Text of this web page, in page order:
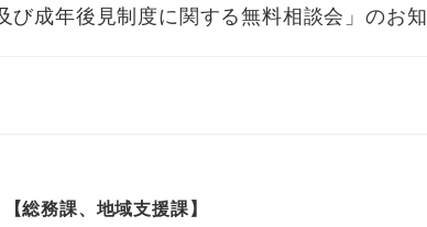
び成年後見制度に関する無料相談会」のお
【総務課、地域支援課】